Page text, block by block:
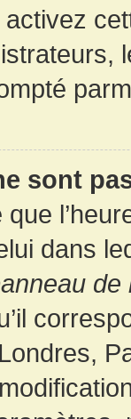
activez
sont
dans
de